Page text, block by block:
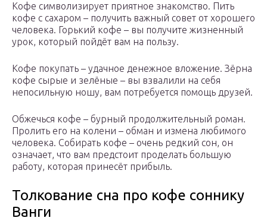
Кофе символизирует приятное знакомство. Пить
кофе с сахаром – получить важный совет от хорошего
человека. Горький кофе – вы получите жизненный
урок, который пойдёт вам на пользу.
Кофе покупать – удачное денежное вложение. Зёрна
кофе сырые и зелёные – вы взвалили на себя
непосильную ношу, вам потребуется помощь друзей.
Обжечься кофе – бурный продолжительный роман.
Пролить его на колени – обман и измена любимого
человека. Собирать кофе – очень редкий сон, он
означает, что вам предстоит проделать большую
работу, которая принесёт прибыль.
Толкование сна про кофе соннику
Ванги